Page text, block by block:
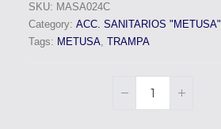
SKU: MASA024C
Category: ACC. SANITARIOS "METUSA"
Tags: METUSA, TRAMPA